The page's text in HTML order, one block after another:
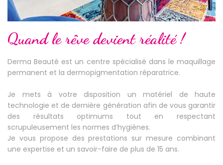
Quand le rêve devient réalité !
Derma Beauté est un centre spécialisé dans le maquillage
permanent et la dermopigmentation réparatrice.
Je mets à votre disposition un matériel de haute
technologie et de dernière génération afin de vous garantir
des résultats optimums tout en respectant
scrupuleusement les normes d’hygiènes.
Je vous propose des prestations sur mesure combinant
une expertise et un savoir-faire de plus de 15 ans.